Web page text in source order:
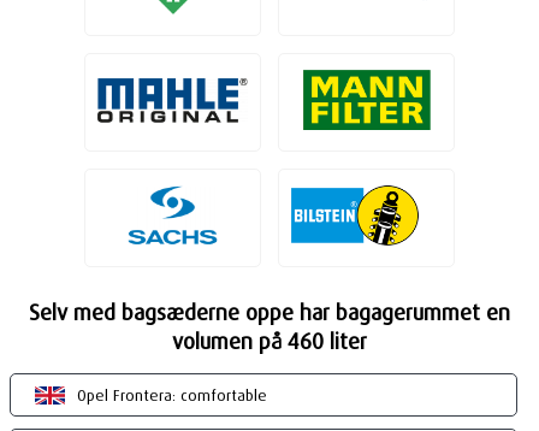
Selv med bagsæderne oppe har bagagerummet en
volumen på 460 liter
Opel Frontera: comfortable